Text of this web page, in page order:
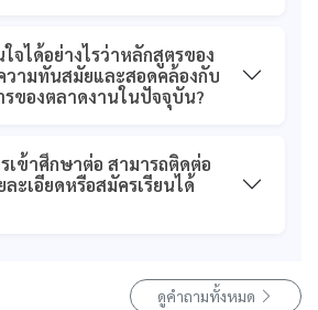
จได้อย่างไรว่าหลักสูตรของ
ามทันสมัยและสอดคล้องกับ
รของตลาดงานในปัจจุบัน?
เข้าศึกษาต่อ สามารถติดต่อ
ะเอียดหรือสมัครเรียนได้
ดูคำถามทั้งหมด